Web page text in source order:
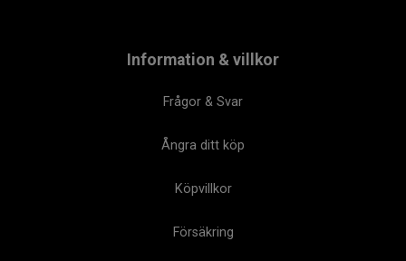
Information & villkor
Frågor & Svar
Ångra ditt köp
Köpvillkor
Försäkring